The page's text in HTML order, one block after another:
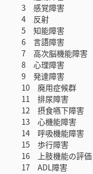
3 感覚障害
4 反射
5 知能障害
6 言語障害
7 高次脳機能障害
8 心理障害
9 発達障害
10 廃用症候群
11 排尿障害
12 摂食嚥下障害
13 心機能障害
14 呼吸機能障害
15 歩行障害
16 上肢機能の評価
17 ADL障害